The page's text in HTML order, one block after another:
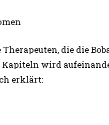
die die
wird
erklärt: